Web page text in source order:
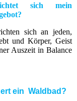
sich mein
sich an jeden,
und Körper, Geist
Auszeit in Balance
ein Waldbad?